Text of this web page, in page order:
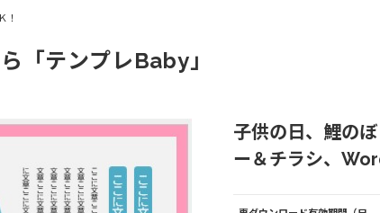
！
「テンプレBaby」
子供の日、鯉の
ー＆チラシ、